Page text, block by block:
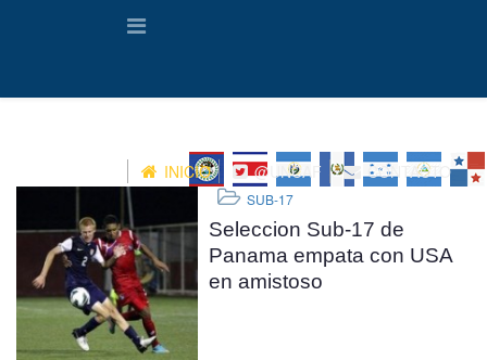
INICIO @UNCAF CONTACTO
SUB-17
Seleccion Sub-17 de
Panama empata con USA
en amistoso